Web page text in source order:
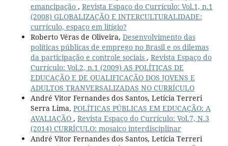
emancipação , Revista Espaço do Currículo: Vol.1, n.1
(2008) GLOBALIZAÇÃO E INTERCULTURALIDADE:
currículo, espaço em litígio?
Roberto Véras de Oliveira, Desenvolvimento das
políticas públicas de emprego no Brasil e os dilemas
da participação e controle sociais , Revista Espaço do
Currículo: Vol.2, n.1 (2009) AS POLÍTICAS DE
EDUCAÇÃO E DE QUALIFICAÇÃO DOS JOVENS E
ADULTOS TRANVERSALIZADAS NO CURRÍCULO
André Vitor Fernandes dos Santos, Letícia Terreri
Serra Lima, POLÍTICAS PÚBLICAS EM EDUCAÇÃO: A
AVALIAÇÃO , Revista Espaço do Currículo: Vol.7, N.3
(2014) CURRÍCULO: mosaico interdisciplinar
André Vitor Fernandes dos Santos, Letícia Terreri